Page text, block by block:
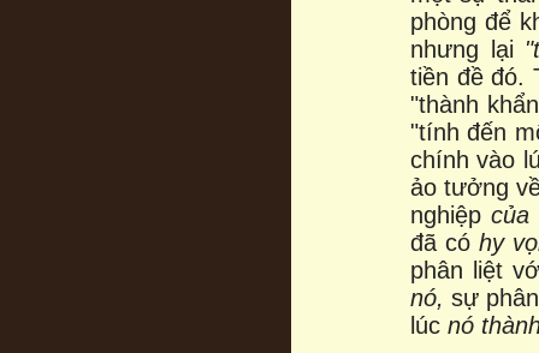
phòng để
nhưng lại
tiền đề đó.
"thành
"tính đến
chính vào
ảo tưởng
nghiệp của
đã có hy
phân liệt
nó,sự
lúc nó